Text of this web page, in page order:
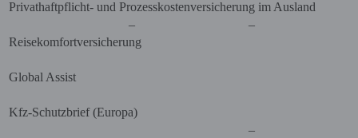
Privathaftpflicht- und Prozesskostenversicherung im Ausland
–
–
Reisekomfortversicherung
Global Assist
Kfz-Schutzbrief (Europa)
–